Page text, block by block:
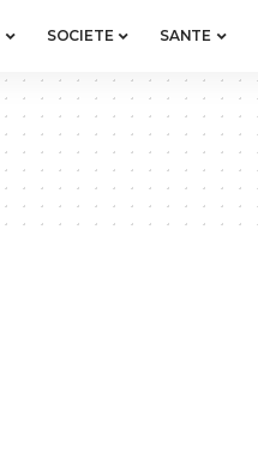
SOCIETE SANTE